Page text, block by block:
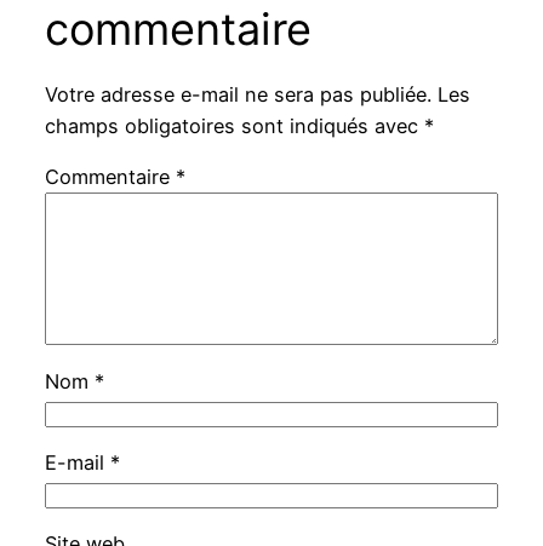
commentaire
Votre adresse e-mail ne sera pas publiée. Les
champs obligatoires sont indiqués avec *
Commentaire *
Nom *
E-mail *